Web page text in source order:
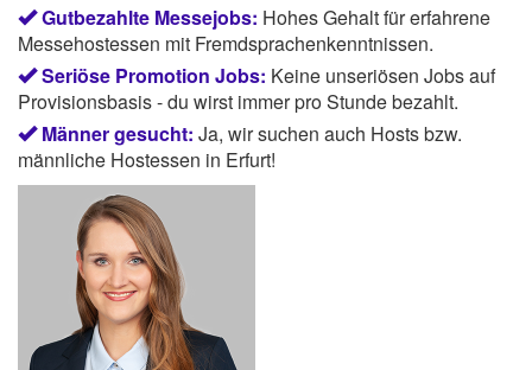
Gutbezahlte Messejobs: Hohes Gehalt für erfahrene
Messehostessen mit Fremdsprachenkenntnissen.
Seriöse Promotion Jobs: Keine unseriösen Jobs auf
Provisionsbasis - du wirst immer pro Stunde bezahlt.
Männer gesucht: Ja, wir suchen auch Hosts bzw.
männliche Hostessen in Erfurt!